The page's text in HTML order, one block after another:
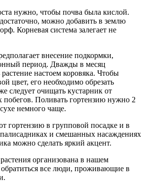
нужно, чтобы почва была кислой.
можно добавить в землю
Корневая система залегает не
внесение подкормки,
период. Дважды в месяц
настоем коровяка. Чтобы
цвет, его необходимо обрезать
следует очищать кустарник от
побегов. Поливать гортензию нужно 2
немного чаще.
гортензию в групповой посадке и в
палисадниках и смешанных насаждениях
можно сделать яркий акцент.
организована в нашем
обратиться все люди, проживающие в